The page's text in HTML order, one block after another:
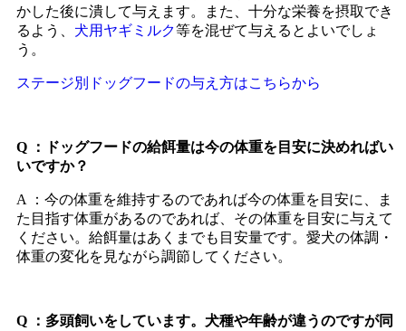
かした後に潰して与えます。また、十分な栄養を摂取でき
るよう、 犬用ヤギミルク等を混ぜて与えるとよいでしょ
う。
ステージ別ドッグフードの与え方はこちらから
Q ：ドッグフードの給餌量は今の体重を目安に決めればい
いですか？
A ：今の体重を維持するのであれば今の体重を目安に、ま
た目指す体重があるのであれば、その体重を目安に与えて
ください。給餌量はあくまでも目安量です。愛犬の体調・
体重の変化を見ながら調節してください。
Q ：多頭飼いをしています。犬種や年齢が違うのですが同